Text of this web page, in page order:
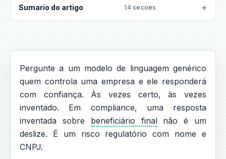
Sumario do artigo 14 secoes
Pergunte a um modelo de linguagem genérico
quem controla uma empresa e ele responderá
com confiança. Às vezes certo, às vezes
inventado. Em compliance, uma resposta
inventada sobre beneficiário finalnão é um
deslize. É um risco regulatório com nome e
CNPJ.